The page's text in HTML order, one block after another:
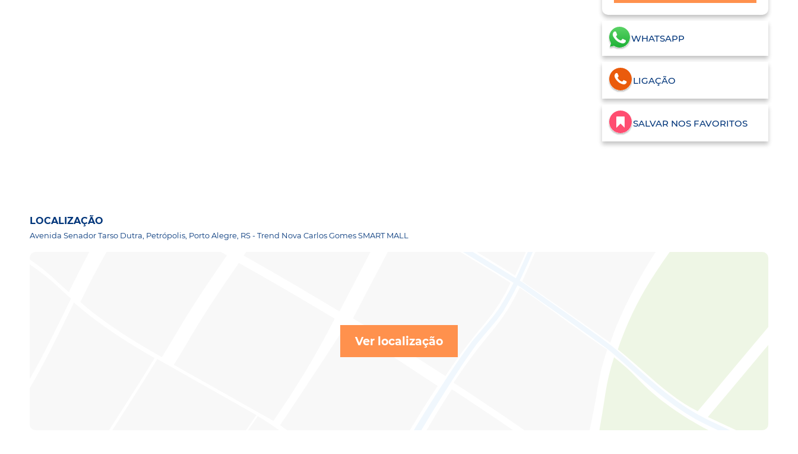
WHATSAPP
LIGAÇÃO
SALVAR NOS FAVORITOS
LOCALIZAÇÃO
Avenida Senador Tarso Dutra, Petrópolis, Porto Alegre, RS - Trend Nova Carlos Gomes SMART MALL
Ver localização